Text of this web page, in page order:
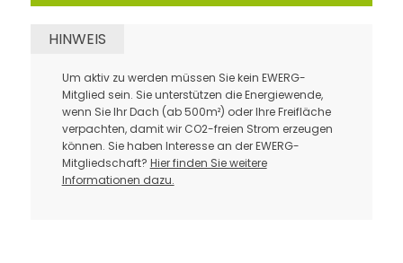
HINWEIS
Um aktiv zu werden müssen Sie kein EWERG-
Mitglied sein. Sie unterstützen die Energiewende,
wenn Sie Ihr Dach (ab 500m²) oder Ihre Freifläche
verpachten, damit wir CO2-freien Strom erzeugen
können. Sie haben Interesse an der EWERG-
Mitgliedschaft? Hier finden Sie weitere
Informationen dazu.